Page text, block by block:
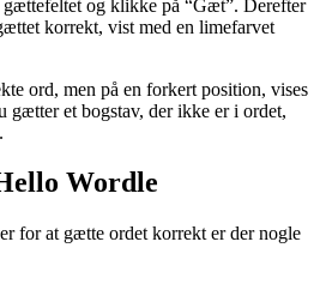
gættefeltet og klikke på “Gæt”. Derefter
korrekt, vist med en limefarvet
ord, men på en forkert position, vises
gætter et bogstav, der ikke er i ordet,
Wordle
for at gætte ordet korrekt er der nogle